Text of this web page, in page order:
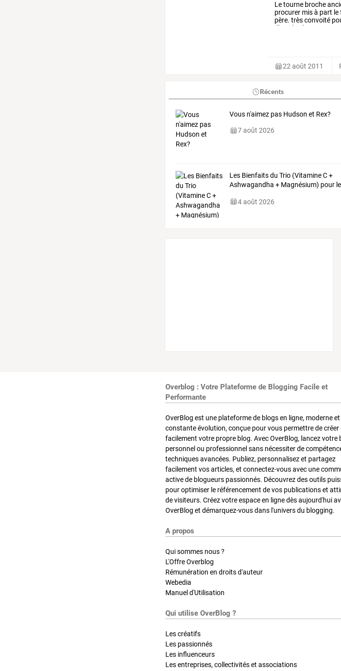
Letourne broche
procurer misà part le
père. trèsconvoité
d'une
horloge,
22 août 2011
Récents
Vous n'aimez pas Hudson et Rex?
7 août 2026
Les Bienfaits du Trio (Vitamine C +
Ashwagandha + Magnésium) pour
4 août 2026
Overblog : Votre Plateforme de Blogging Facile et
Performante
OverBlog est une plateforme de blogs en ligne, moderne et
constante évolution, conçue pour vous permettre de créer
facilement votre propre blog. Avec OverBlog, lancez votre
personnel ou professionnel sans nécessiter de
techniques avancées. Publiez, personnalisez et partagez
facilement vos articles, et connectez-vous avec une
active de blogueurs passionnés. Découvrez des outils
pour optimiser le référencement de vos publications et
de visiteurs. Créez votre espace en ligne dès aujourd'hui
OverBlog et démarquez-vous dans l'univers du blogging.
A propos
Qui sommes nous ?
L'Offre Overblog
Rémunération en droits d'auteur
Webedia
Manuel d'Utilisation
Qui utilise OverBlog ?
Les créatifs
Les passionnés
Les influenceurs
Les entreprises, collectivités et associations